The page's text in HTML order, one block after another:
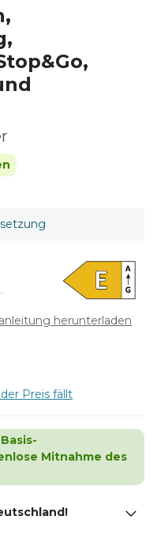
herunterladen
Preis fällt
Mitnahme des